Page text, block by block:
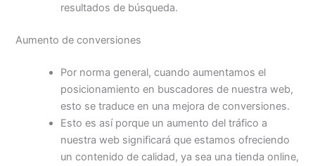
resultados de búsqueda.
Aumento de conversiones
Por norma general, cuando aumentamos el
posicionamiento en buscadores de nuestra web,
esto se traduce en una mejora de conversiones.
Esto es así porque un aumento del tráfico a
nuestra web significará que estamos ofreciendo
un contenido de calidad, ya sea una tienda online,